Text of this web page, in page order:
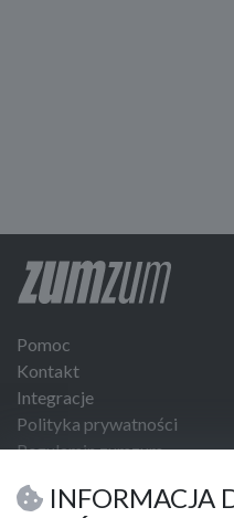
Pomoc
Kontakt
Integracje
Polityka prywatności
Regulamin zumzum
INFORMACJA